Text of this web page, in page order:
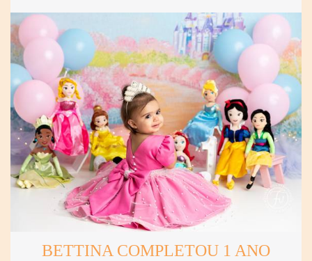
BETTINA COMPLETOU 1 ANO